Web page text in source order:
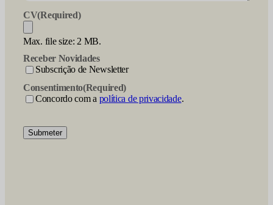
CV(Required)
Max. file size: 2 MB.
Receber Novidades
Subscrição de Newsletter
Consentimento(Required)
Concordo com a política de privacidade.
Submeter